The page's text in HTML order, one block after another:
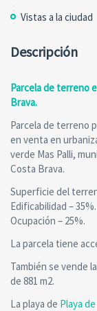
Vistas a la ciudad
Descripción
Parcela de terreno
Brava.
Parcela de terreno
en venta en
verde Mas Palli,
Costa Brava.
Superficie del
Edificabilidad – 35%.
Ocupación – 25%.
La parcela tiene
También se vende la
de 881 m2.
La playa de Playa